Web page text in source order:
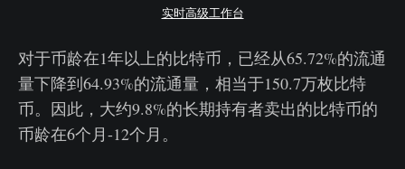
实时高级工作台
对于币龄在1年以上的比特币，已经从65.72%的流通
量下降到64.93%的流通量，相当于150.7万枚比特
币。因此，大约9.8%的长期持有者卖出的比特币的
币龄在6个月-12个月。